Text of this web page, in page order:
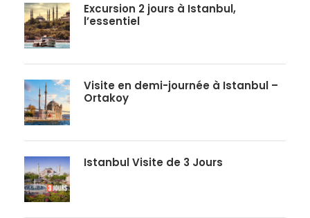
Excursion 2 jours à Istanbul,
l’essentiel
Visite en demi-journée à Istanbul –
Ortakoy
Istanbul Visite de 3 Jours